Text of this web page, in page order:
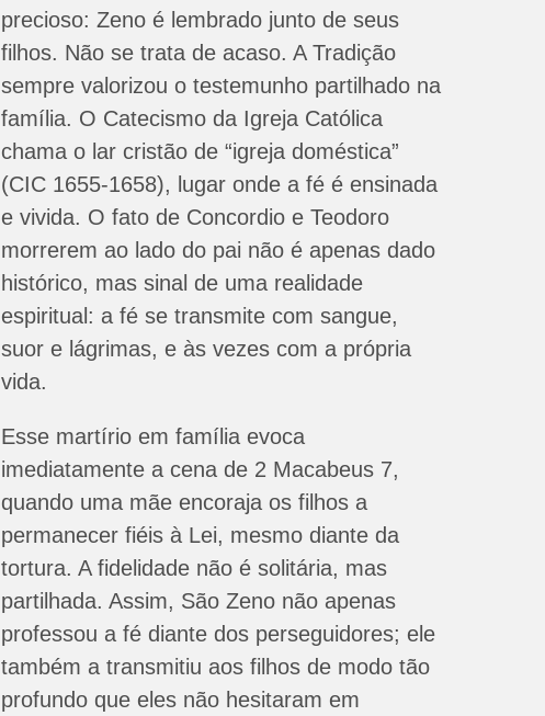
precioso: Zeno é lembrado junto de seus
filhos. Não se trata de acaso. A Tradição
sempre valorizou o testemunho partilhado na
família. O Catecismo da Igreja Católica
chama o lar cristão de “igreja doméstica”
(CIC 1655-1658), lugar onde a fé é ensinada
e vivida. O fato de Concordio e Teodoro
morrerem ao lado do pai não é apenas dado
histórico, mas sinal de uma realidade
espiritual: a fé se transmite com sangue,
suor e lágrimas, e às vezes com a própria
vida.
Esse martírio em família evoca
imediatamente a cena de 2 Macabeus 7,
quando uma mãe encoraja os filhos a
permanecer fiéis à Lei, mesmo diante da
tortura. A fidelidade não é solitária, mas
partilhada. Assim, São Zeno não apenas
professou a fé diante dos perseguidores; ele
também a transmitiu aos filhos de modo tão
profundo que eles não hesitaram em